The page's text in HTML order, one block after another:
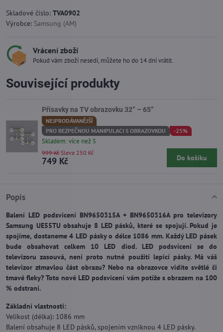
Skladové číslo: TVA0902
Výrobce: Samsung (AM)
Vrácení zboží
Pokud vám zboží nesedí, můžete ho do 14 dní vrátit.
Popis
Balení LED podsvícení BN9650315A + BN9650316A pro televizory
Samsung UE55TU obsahuje 8 LED pásků, které se spojují. Pokud je
spojíme, dostaneme 4 LED pásky o délce 1086 mm. Každý LED pásek
bude obsahovat celkem 10 LED diod. LED podsvícení se do
televizoru zasouvá, není proto nutné použití lepicí pásky. Má váš
televizor ztmavlou část obrazu? Nebo na obrazovce vidíte světlé či
tmavé fleky? Toto nové LED podsvícení vám potíže s obrazem na 100
% odstraní.
Základní vlastnosti:
Velikost (délka): 1086 mm
Balení obsahuje 8 LED pásků, spojením vzniknou 4 LED pásky.
Související produkty
Přísavky na TV obrazovku 32” – 65”
NEJPRODÁVANĚJŠÍ
PRO BEZPEČNOU MANIPULACI S OBRAZOVKOU
-25%
Skladem: více než 5
749 Kč
999 Kč Sleva 250 Kč
Do košíku